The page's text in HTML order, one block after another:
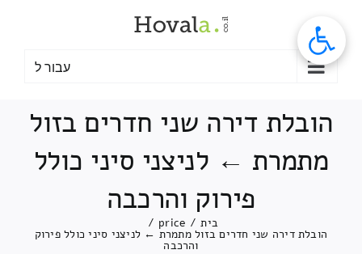
עבור ל
הובלת דירה שני חדרים בזול
מתמרת ← לניצני סיני כולל
פירוק והרכבה
בית /
price
/
הובלת דירה שני חדרים בזול מתמרת ← לניצני סיני כולל פירוק
והרכבה